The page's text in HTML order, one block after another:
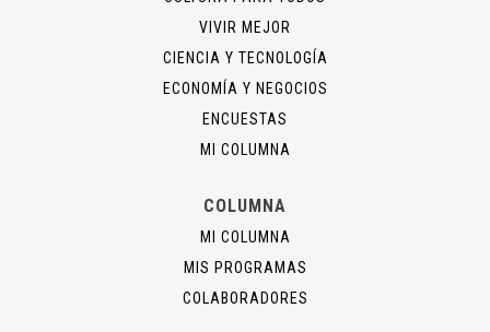
VIVIR MEJOR
CIENCIA Y TECNOLOGÍA
ECONOMÍA Y NEGOCIOS
ENCUESTAS
MI COLUMNA
COLUMNA
MI COLUMNA
MIS PROGRAMAS
COLABORADORES